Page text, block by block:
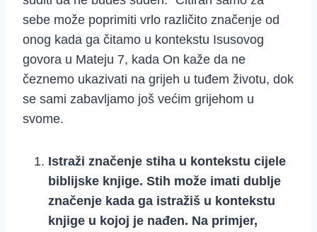
sebe može poprimiti vrlo različito značenje od
onog kada ga čitamo u kontekstu Isusovog
govora u Mateju 7, kada On kaže da ne
čeznemo ukazivati na grijeh u tuđem životu, dok
se sami zabavljamo još većim grijehom u
svome.
Istraži značenje stiha u kontekstu cijele
biblijske knjige. Stih može imati dublje
značenje kada ga istražiš u kontekstu
knjige u kojoj je nađen. Na primjer,